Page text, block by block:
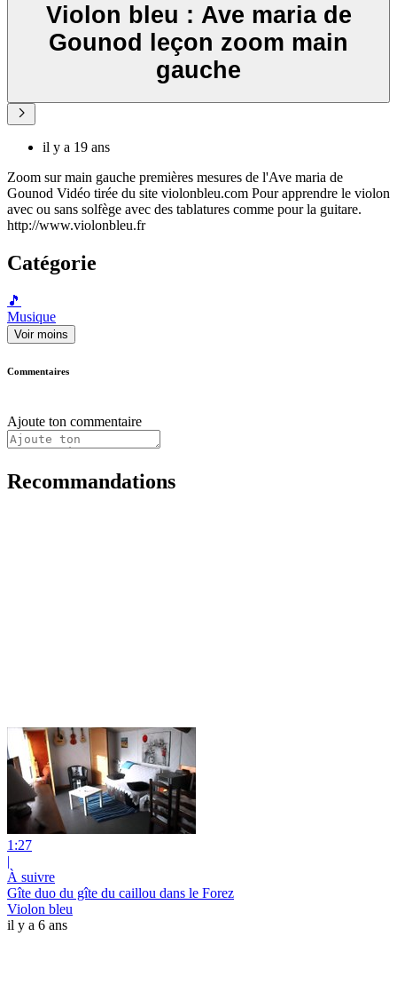
Violon bleu : Ave maria de
Gounod leçon zoom main
gauche
il y a 19 ans
Zoom sur main gauche premières mesures de l'Ave maria de
Gounod Vidéo tirée du site violonbleu.com Pour apprendre le violon
avec ou sans solfège avec des tablatures comme pour la guitare.
http://www.violonbleu.fr
Catégorie
🎵
Musique
Voir moins
Commentaires
Ajoute ton commentaire
Recommandations
1:27
|
À suivre
Gîte duo du gîte du caillou dans le Forez
Violon bleu
il y a 6 ans